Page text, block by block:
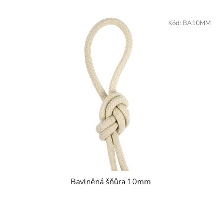
Bavlněná šňůra 10mm
Kód: BA10MM